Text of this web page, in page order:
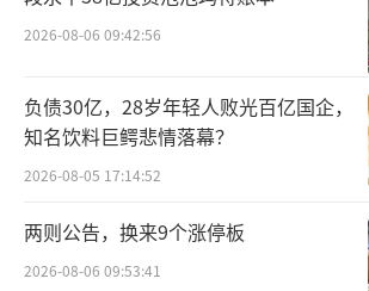
今年2月，赵明通过微博
言“非常荣幸有缘际会千里科
斗10年的事业，期待与印奇兄
业闭环”，明确了自身推动技
业变现的核心职责。
2026-08-06 09:42:56
负债30亿，28岁年轻人败光百亿国企，
知名饮料巨鳄悲情落幕？
2026-08-05 17:14:52
两则公告，换来9个涨停板
2026-08-06 09:53:41